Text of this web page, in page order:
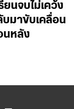
นจบไม่เคว้ง
บมาขับเคลื่อน
นหลัง